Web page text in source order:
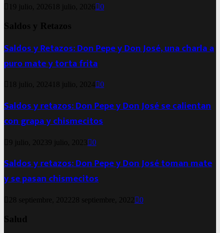
19 julio, 2026 18 julio, 2026 0
Saldos y Retazos
Saldos y Retazos: Don Pepe y Don José, una charla a
puro mate y torta frita
18 julio, 2024 18 julio, 2024 0
Saldos y retazos: Don Pepe y Don José se calientan
con grapa y chismecitos
9 julio, 20239 julio, 2023 0
Saldos y retazos: Don Pepe y Don José toman mate
y se pasan chismecitos
28 septiembre, 2022 28 septiembre, 2022 0
Salud